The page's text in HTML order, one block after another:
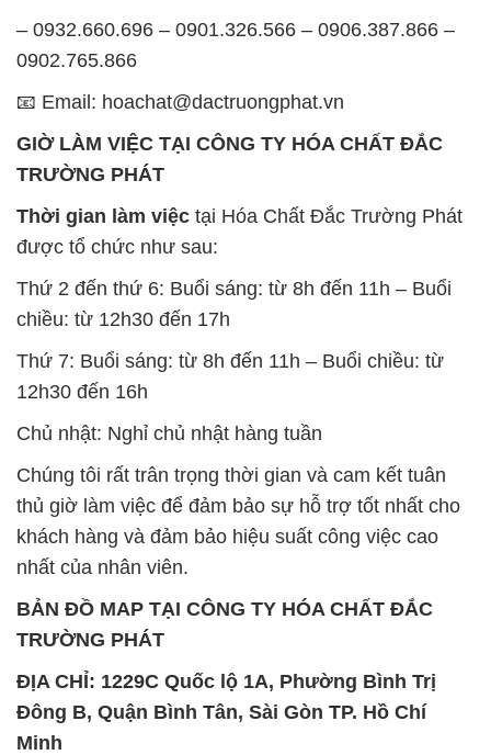
– 0932.660.696 – 0901.326.566 – 0906.387.866 –
0902.765.866
📧 Email: hoachat@dactruongphat.vn
GIỜ LÀM VIỆC TẠI CÔNG TY HÓA CHẤT ĐẮC
TRƯỜNG PHÁT
Thời gian làm việc tại Hóa Chất Đắc Trường Phát
được tổ chức như sau:
Thứ 2 đến thứ 6: Buổi sáng: từ 8h đến 11h – Buổi
chiều: từ 12h30 đến 17h
Thứ 7: Buổi sáng: từ 8h đến 11h – Buổi chiều: từ
12h30 đến 16h
Chủ nhật: Nghỉ chủ nhật hàng tuần
Chúng tôi rất trân trọng thời gian và cam kết tuân
thủ giờ làm việc để đảm bảo sự hỗ trợ tốt nhất cho
khách hàng và đảm bảo hiệu suất công việc cao
nhất của nhân viên.
BẢN ĐỒ MAP TẠI CÔNG TY HÓA CHẤT ĐẮC
TRƯỜNG PHÁT
ĐỊA CHỈ: 1229C Quốc lộ 1A, Phường Bình Trị
Đông B, Quận Bình Tân, Sài Gòn TP. Hồ Chí
Minh